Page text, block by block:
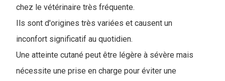
chez le vétérinaire très fréquente.
Ils sont d'origines très variées et causent un
inconfort significatif au quotidien.
Une atteinte cutané peut être légère à sévère mais
nécessite une prise en charge pour éviter une